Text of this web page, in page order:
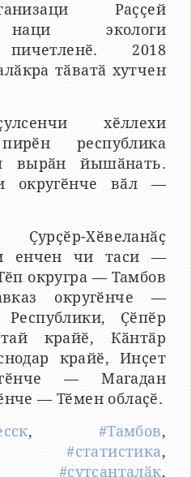
Раҫҫей
наци экологи
пичетленӗ. 2018
тӑватӑ хутчен
хӗллехи
республика
вырӑн йышӑнать.
округӗнче вӑл —
Хӗвеланӑҫ
енчен чи таси —
округра — Тамбов
округӗнче —
Республики, Ҫӗпӗр
крайӗ, Кӑнтӑр
крайӗ, Инҫет
— Магадан
— Тӗмен облаҫӗ.
, #Тамбов,
#статистика,
#ҫутҫанталӑк,